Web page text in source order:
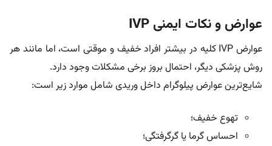
عوارض و نکات ایمنی IVP
عوارض IVP کلیه در بیشتر افراد خفیف و موقتی است، اما مانند هر
روش پزشکی دیگر، احتمال بروز برخی مشکلات وجود دارد.
شایع‌ترین عوارض پیلوگرام داخل وریدی شامل موارد زیر است:
تهوع خفیف؛
احساس گرما یا گرگرفتگی؛